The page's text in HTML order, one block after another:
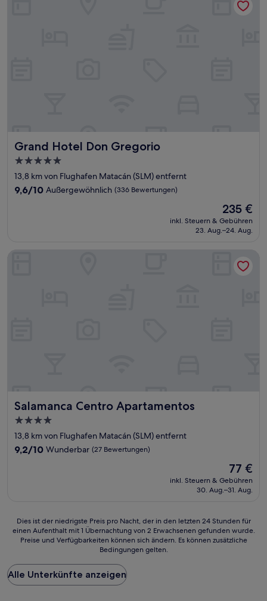
Grand Hotel Don Gregorio
Grand Hotel Don Gregorio
5.0-
Sterne-
Unterkunft
13,8 km von Flughafen Matacán (SLM) entfernt
9.6
9,6/10 Außergewöhnlich (336 Bewertungen)
Der
Preis
beträgt
235 €
inkl. Steuern & Gebühren
23. Aug.–24. Aug.
Salamanca Centro Apartamentos
Salamanca Centro Apartamentos
4.0-
Sterne-
Unterkunft
13,8 km von Flughafen Matacán (SLM) entfernt
9.2
9,2/10 Wunderbar (27 Bewertungen)
Der
Preis
beträgt
77 €
inkl. Steuern & Gebühren
30. Aug.–31. Aug.
Salamanca Centro Apartamentos
Dies
ist
Preis
pro
Nacht,
Dies ist der niedrigste Preis pro Nacht, der in den letzten 24 Stunden für
einen Aufenthalt mit 1 Übernachtung von 2 Erwachsenen gefunden wurde.
Preise und Verfügbarkeiten können sich ändern. Es können zusätzliche
Bedingungen gelten.
Alle Unterkünfte anzeigen